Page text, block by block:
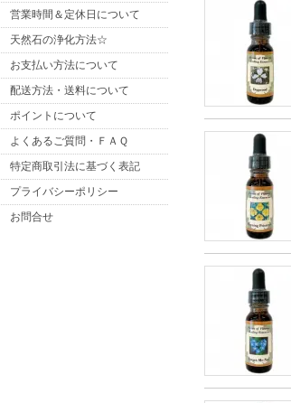
営業時間＆定休日について
天然石の浄化方法☆
お支払い方法について
配送方法・送料について
ポイントについて
よくあるご質問・ＦＡＱ
特定商取引法に基づく表記
プライバシーポリシー
お問合せ